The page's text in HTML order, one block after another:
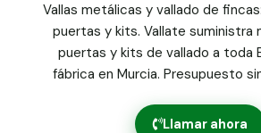
Malla triple torsión
Panel malla H.
Poste malla Hércules
Poste malla simple torsión
Alambre de espino galvanizado
Alambre liso galvanizado
Malla ocultación 70 g/m² verde
Vallas metálicas y vallado de
puertas y kits. Vallate suministra
puertas y kits de vallado a toda
fábrica en Murcia. Presupuesto
Llamar ahora